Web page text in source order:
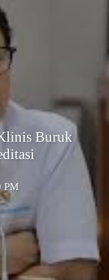
Buruk
PM